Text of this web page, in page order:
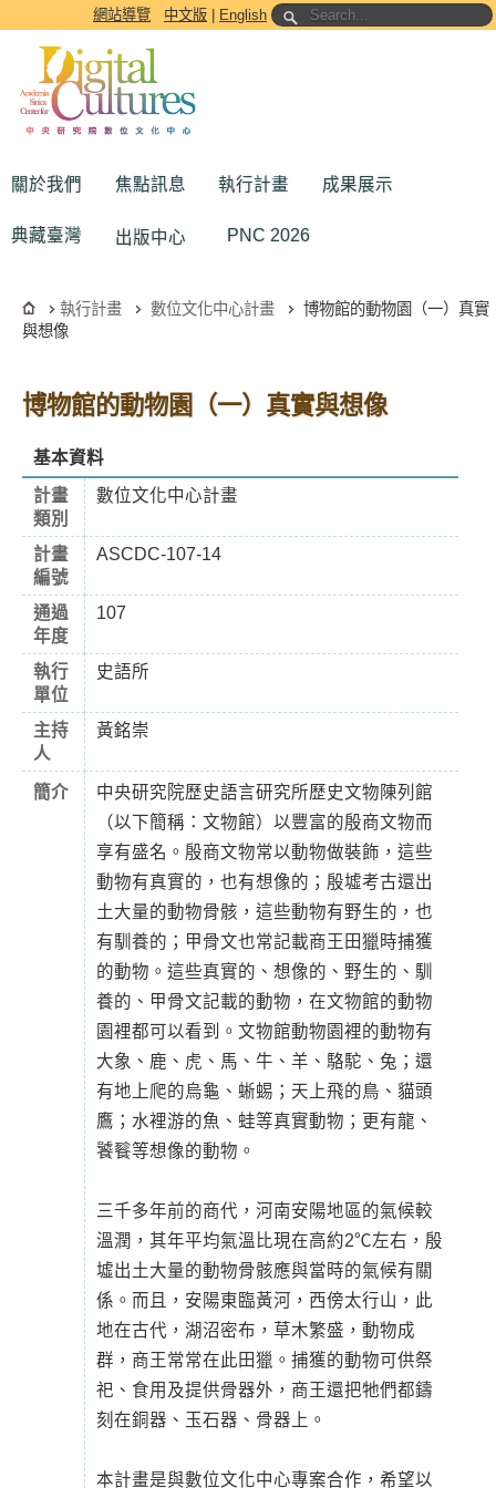
跳到主要內容區塊網站導覽 中文版 English
關於我們 焦點訊息 執行計畫 成果展示
典藏臺灣 出版中心 PNC 2026
執行計畫 數位文化中心計畫
博物館的動物園（一）真實
與想像
博物館的動物園（一）真實與想像
基本資料
計畫
類別
數位文化中心計畫
計畫
編號
ASCDC-107-14
通過
年度
107
執行
單位
史語所
主持
人
黃銘崇
簡介
中央研究院歷史語言研究所歷史文物陳列館
（以下簡稱：文物館）以豐富的殷商文物而
享有盛名。殷商文物常以動物做裝飾，這些
動物有真實的，也有想像的；殷墟考古還出
土大量的動物骨骸，這些動物有野生的，也
有馴養的；甲骨文也常記載商王田獵時捕獲
的動物。這些真實的、想像的、野生的、馴
養的、甲骨文記載的動物，在文物館的動物
園裡都可以看到。文物館動物園裡的動物有
大象、鹿、虎、馬、牛、羊、駱駝、兔；還
有地上爬的烏龜、蜥蜴；天上飛的鳥、貓頭
鷹；水裡游的魚、蛙等真實動物；更有龍、
饕餮等想像的動物。
三千多年前的商代，河南安陽地區的氣候較
溫潤，其年平均氣溫比現在高約2℃左右，殷
墟出土大量的動物骨骸應與當時的氣候有關
係。而且，安陽東臨黃河，西傍太行山，此
地在古代，湖沼密布，草木繁盛，動物成
群，商王常常在此田獵。捕獲的動物可供祭
祀、食用及提供骨器外，商王還把牠們都鑄
刻在銅器、玉石器、骨器上。
本計畫是與數位文化中心專案合作，希望以